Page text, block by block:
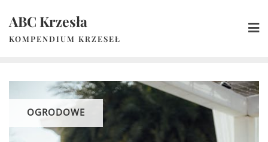
content
ABC Krzesła
KOMPENDIUM KRZESEŁ
OGRODOWE